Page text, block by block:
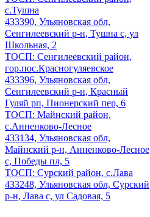
с.Тушна
433390, Ульяновская обл,
Сенгилеевский р-н, Тушна с, ул
Школьная, 2
ТОСП: Сенгилеевский район,
гор.пос.Красногуляевское
433396, Ульяновская обл,
Сенгилеевский р-н, Красный
Гуляй рп, Пионерский пер, 6
ТОСП: Майнский район,
с.Анненково-Лесное
433134, Ульяновская обл,
Майнский р-н, Анненково-Лесное
с, Победы пл, 5
ТОСП: Сурский район, с.Лава
433248, Ульяновская обл, Сурский
р-н, Лава с, ул Садовая, 5